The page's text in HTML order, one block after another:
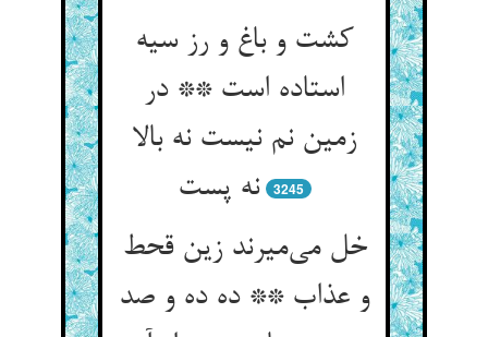
کشت و باغ و رز سیه
استاده است ** در
زمین نم نیست نه بالا
نه پست
3245
خل می‌میرند زین قحط
و عذاب ** ده ده و صد